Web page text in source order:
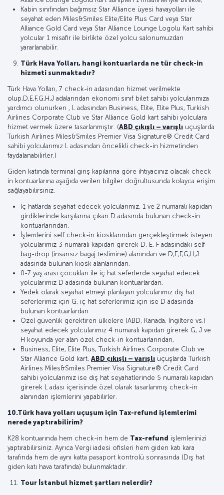
Kabin sınıfından bağımsız Star Alliance üyesi havayolları ile
seyahat eden Miles&Smiles Elite/Elite Plus Card veya Star
Alliance Gold Card veya Star Alliance Lounge Logolu Kart sahibi
yolcular 1 misafir ile birlikte özel yolcu salonumuzdan
yararlanabilir.
Türk Hava Yolları, hangi kontuarlarda ne tür check-in
hizmeti sunmaktadır?
Türk Hava Yolları, 7 check-in adasından hizmet verilmekte
olup,D,E,F,G,H,J adalarından ekonomi sınıf bilet sahibi yolcularımıza
yardımcı olunurken , L adasından Business, Elite, Elite Plus, Turkish
Airlines Corporate Club ve Star Alliance Gold kart sahibi yolculara
hizmet vermek üzere tasarlanmıştır. (ABD çıkışlı – varışlı uçuşlarda
Turkish Airlines Miles&Smiles Premier Visa Signature® Credit Card
sahibi yolcularımız L adasından öncelikli check-in hizmetinden
faydalanabilirler.)
Giden katında terminal giriş kapılarına göre ihtiyacınız olacak check
in kontuarlarına aşağıda verilen bilgiler doğrultusunda kolayca erişim
sağlayabilirsiniz.
İç hatlarda seyahat edecek yolcularımız, 1 ve 2 numaralı kapıdan
girdiklerinde karşılarına çıkan D adasında bulunan check-in
kontuarlarından,
İşlemlerini self check-in kiosklarından gerçekleştirmek isteyen
yolcularımız 3 numaralı kapıdan girerek D, E, F adasındaki self
bag-drop (insansız bagaj teslimine) alanından ve D,E,F,G,H,J
adasında bulunan kiosk alanlarından,
0-7 yaş arası çocukları ile iç hat seferlerde seyahat edecek
yolcularımız D adasında bulunan kontuarlardan,
Yedek olarak seyahat etmeyi planlayan yolcularımız dış hat
seferlerimiz için G, iç hat seferlerimiz için ise D adasında
bulunan kontuarlardan
Özel güvenlik gerektiren ülkelere (ABD, Kanada, İngiltere vs.)
seyahat edecek yolcularımız 4 numaralı kapıdan girerek G, J ve
H koyunda yer alan özel check-in kontuarlarından,
Business, Elite, Elite Plus, Turkish Airlines Corporate Club ve
Star Alliance Gold kart, ABD çıkışlı – varışlı uçuşlarda Turkish
Airlines Miles&Smiles Premier Visa Signature® Credit Card
sahibi yolcularımız ise dış hat seyahatlerinde 5 numaralı kapıdan
girerek L adası içerisinde özel olarak tasarlanmış check-in
alanından işlemlerini yapabilirler.
10.Türk hava yolları uçuşum için Tax-refund işlemlerimi
nerede yaptırabilirim?
K28 kontuarında hem check-in hem de Tax-refund işlemlerinizi
yaptırabilirsiniz. Ayrıca Vergi iadesi ofisleri hem giden katı kara
tarafında hem de aynı katta pasaport kontrolü sonrasında (Dış hat
giden katı hava tarafında) bulunmaktadır.
Tour İstanbul hizmet şartları nelerdir?